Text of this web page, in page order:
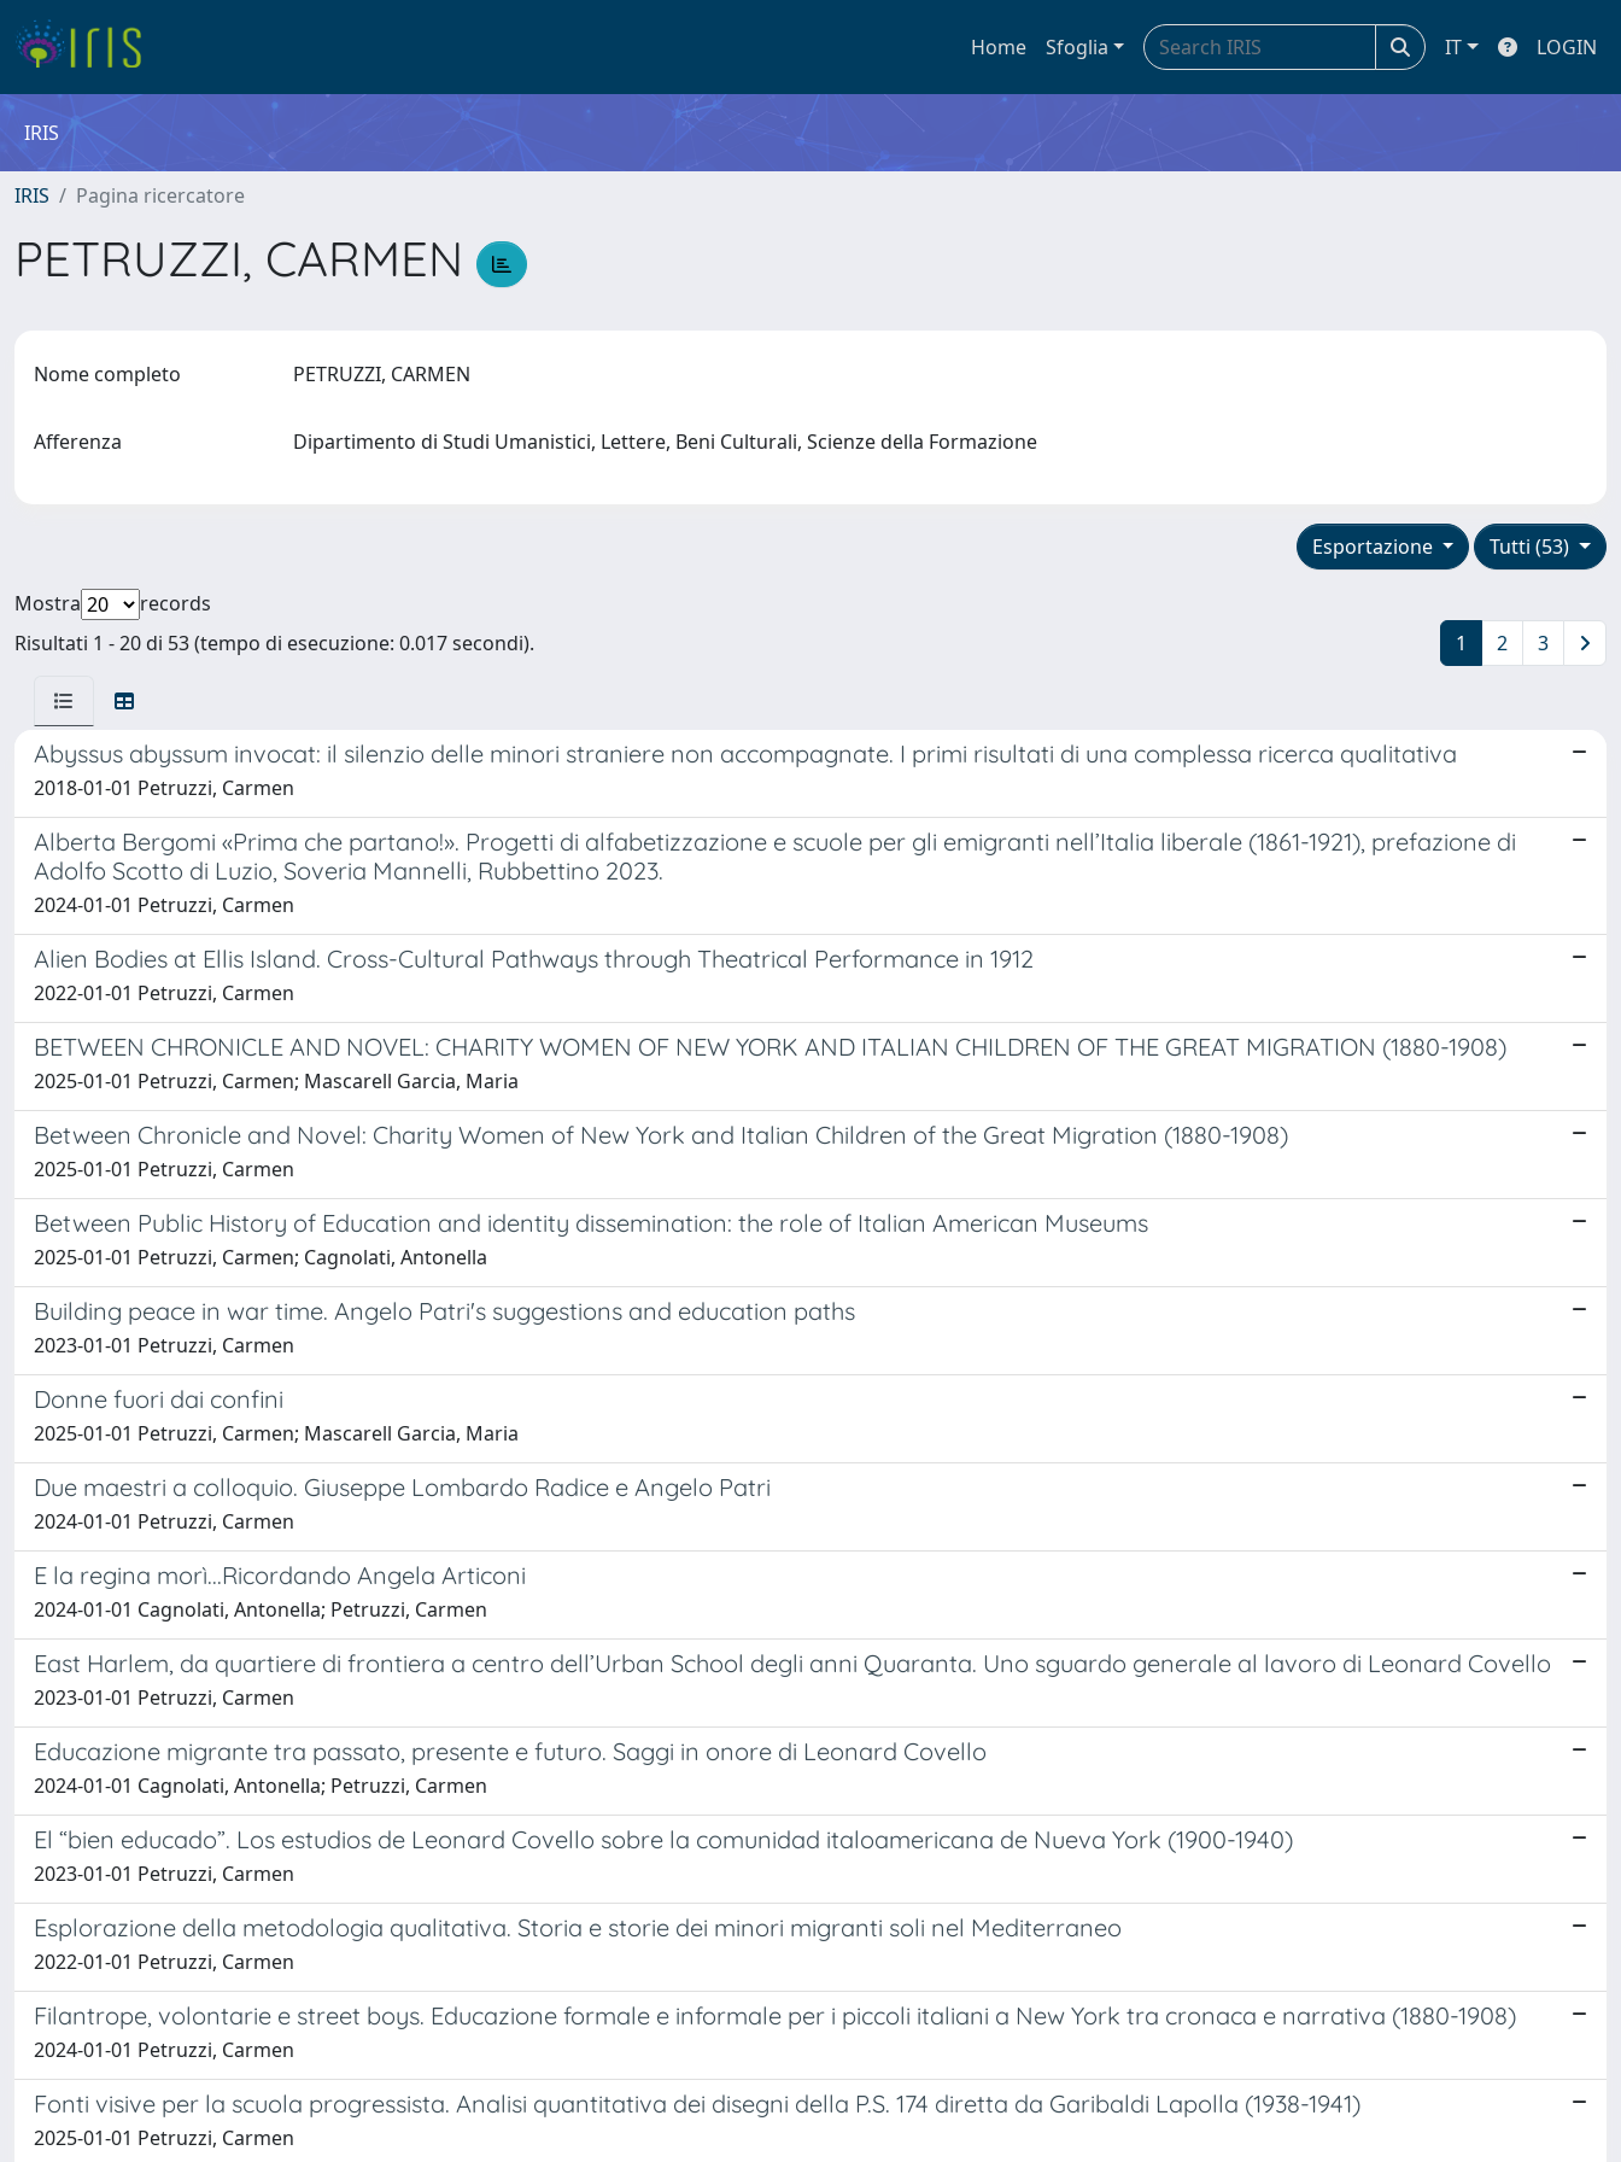
Home Sfoglia IT LOGIN
IRIS
IRIS Pagina ricercatore
PETRUZZI, CARMEN
Nome completo PETRUZZI, CARMEN
Afferenza Dipartimento di Studi Umanistici, Lettere, Beni Culturali, Scienze della Formazione
Tutti (53)
Esportazione
Mostra
records
Risultati 1 - 20 di 53 (tempo di esecuzione: 0.017 secondi).
1 2 3
Abyssus abyssum invocat: il silenzio delle minori straniere non accompagnate. I primi risultati di una complessa ricerca qualitativa
2018-01-01 Petruzzi, Carmen
Alberta Bergomi «Prima che partano!». Progetti di alfabetizzazione e scuole per gli emigranti nell’Italia liberale (1861-1921), prefazione di
Adolfo Scotto di Luzio, Soveria Mannelli, Rubbettino 2023.
2024-01-01 Petruzzi, Carmen
Alien Bodies at Ellis Island. Cross-Cultural Pathways through Theatrical Performance in 1912
2022-01-01 Petruzzi, Carmen
BETWEEN CHRONICLE AND NOVEL: CHARITY WOMEN OF NEW YORK AND ITALIAN CHILDREN OF THE GREAT MIGRATION (1880-1908)
2025-01-01 Petruzzi, Carmen; Mascarell Garcia, Maria
Between Chronicle and Novel: Charity Women of New York and Italian Children of the Great Migration (1880-1908)
2025-01-01 Petruzzi, Carmen
Between Public History of Education and identity dissemination: the role of Italian American Museums
2025-01-01 Petruzzi, Carmen; Cagnolati, Antonella
Building peace in war time. Angelo Patri's suggestions and education paths
2023-01-01 Petruzzi, Carmen
Donne fuori dai confini
2025-01-01 Petruzzi, Carmen; Mascarell Garcia, Maria
Due maestri a colloquio. Giuseppe Lombardo Radice e Angelo Patri
2024-01-01 Petruzzi, Carmen
E la regina morì...Ricordando Angela Articoni
2024-01-01 Cagnolati, Antonella; Petruzzi, Carmen
East Harlem, da quartiere di frontiera a centro dell’Urban School degli anni Quaranta. Uno sguardo generale al lavoro di Leonard Covello
2023-01-01 Petruzzi, Carmen
Educazione migrante tra passato, presente e futuro. Saggi in onore di Leonard Covello
2024-01-01 Cagnolati, Antonella; Petruzzi, Carmen
El “bien educado”. Los estudios de Leonard Covello sobre la comunidad italoamericana de Nueva York (1900-1940)
2023-01-01 Petruzzi, Carmen
Esplorazione della metodologia qualitativa. Storia e storie dei minori migranti soli nel Mediterraneo
2022-01-01 Petruzzi, Carmen
Filantrope, volontarie e street boys. Educazione formale e informale per i piccoli italiani a New York tra cronaca e narrativa (1880-1908)
2024-01-01 Petruzzi, Carmen
Fonti visive per la scuola progressista. Analisi quantitativa dei disegni della P.S. 174 diretta da Garibaldi Lapolla (1938-1941)
2025-01-01 Petruzzi, Carmen